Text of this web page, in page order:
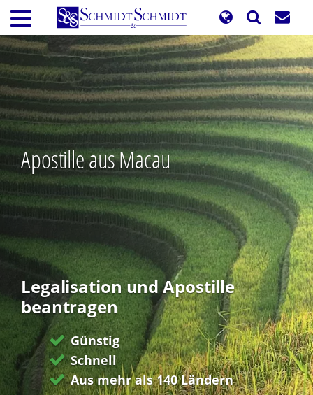
Direkt
zum
Inhalt
Apostille aus Macau
Legalisation und Apostille
beantragen
Günstig
Schnell
Aus mehr als 140 Ländern